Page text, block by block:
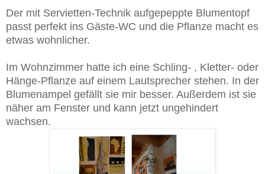
Der mit Servietten-Technik aufgepeppte Blumentopf
passt perfekt ins Gäste-WC und die Pflanze macht es
etwas wohnlicher.
Im Wohnzimmer hatte ich eine Schling- , Kletter- oder
Hänge-Pflanze auf einem Lautsprecher stehen. In der
Blumenampel gefällt sie mir besser. Außerdem ist sie
näher am Fenster und kann jetzt ungehindert
wachsen.